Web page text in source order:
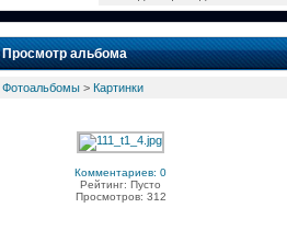
Просмотр альбома
Фотоальбомы> Картинки
Комментариев: 0
Рейтинг: Пусто
Просмотров: 312